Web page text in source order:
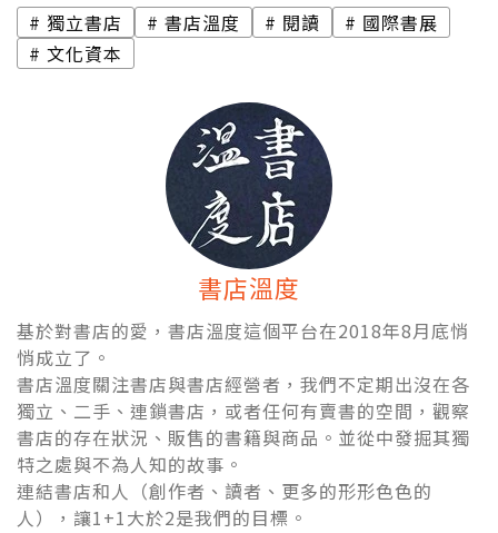
獨立書店 書店溫度 閱讀
國際書展
文化資本
書店溫度
基於對書店的愛，書店溫度這個平台在2018年8月底悄
悄成立了。
書店溫度關注書店與書店經營者，我們不定期出沒在各
獨立、二手、連鎖書店，或者任何有賣書的空間，觀察
書店的存在狀況、販售的書籍與商品。並從中發掘其獨
特之處與不為人知的故事。
連結書店和人（創作者、讀者、更多的形形色色的
人），讓1+1大於2是我們的目標。